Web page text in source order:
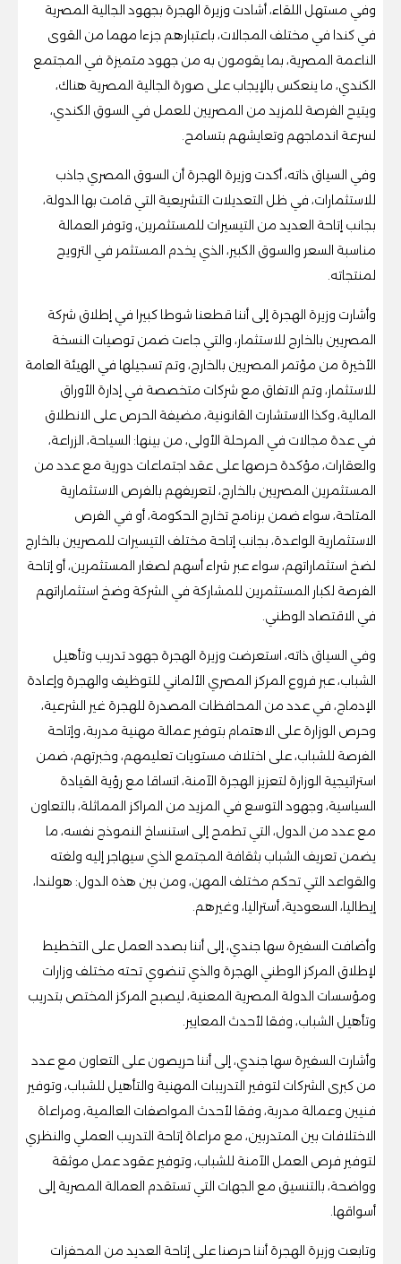
وفي مستهل اللقاء، أشادت وزيرة الهجرة بجهود الجالية المصرية
في كندا في مختلف المجالات، باعتبارهم جزءا مهما من القوى
الناعمة المصرية، بما يقومون به من جهود متميزة في المجتمع
الكندي، ما ينعكس بالإيجاب على صورة الجالية المصرية هناك،
ويتيح الفرصة للمزيد من المصريين للعمل في السوق الكندي،
لسرعة اندماجهم وتعايشهم بتسامح.
وفي السياق ذاته، أكدت وزيرة الهجرة أن السوق المصري جاذب
للاستثمارات، في ظل التعديلات التشريعية التي قامت بها الدولة،
بجانب إتاحة العديد من التيسيرات للمستثمرين، وتوفر العمالة
مناسبة السعر والسوق الكبير، الذي يخدم المستثمر في الترويج
لمنتجاته.
وأشارت وزيرة الهجرة إلى أننا قطعنا شوطا كبيرا في إطلاق شركة
المصريين بالخارج للاستثمار، والتي جاءت ضمن توصيات النسخة
الأخيرة من مؤتمر المصريين بالخارج، وتم تسجيلها في الهيئة العامة
للاستثمار، وتم الاتفاق مع شركات متخصصة في إدارة الأوراق
المالية، وكذا الاستشارت القانونية، مضيفة الحرص على الانطلاق
في عدة مجالات في المرحلة الأولى، من بينها: السياحة، الزراعة،
والعقارات، مؤكدة حرصها على عقد اجتماعات دورية مع عدد من
المستثمرين المصريين بالخارج، لتعريفهم بالفرص الاستثمارية
المتاحة، سواء ضمن برنامج تخارج الحكومة، أو في الفرص
الاستثمارية الواعدة، بجانب إتاحة مختلف التيسيرات للمصريين بالخارج
لضخ استثماراتهم، سواء عبر شراء أسهم لصغار المستثمرين، أو إتاحة
الفرصة لكبار المستثمرين للمشاركة في الشركة وضخ استثماراتهم
في الاقتصاد الوطني.
وفي السياق ذاته، استعرضت وزيرة الهجرة جهود تدريب وتأهيل
الشباب، عبر فروع المركز المصري الألماني للتوظيف والهجرة وإعادة
الإدماج، في عدد من المحافظات المصدرة للهجرة غير الشرعية،
وحرص الوزارة على الاهتمام بتوفير عمالة مهنية مدربة، وإتاحة
الفرصة للشباب، على اختلاف مستويات تعليمهم، وخبرتهم، ضمن
استراتيجية الوزارة لتعزيز الهجرة الآمنة، اتساقا مع رؤية القيادة
السياسية، وجهود التوسع في المزيد من المراكز المماثلة، بالتعاون
مع عدد من الدول، التي تطمح إلى استنساخ النموذج نفسه، ما
يضمن تعريف الشباب بثقافة المجتمع الذي سيهاجر إليه ولغته
والقواعد التي تحكم مختلف المهن، ومن بين هذه الدول: هولندا،
إيطاليا، السعودية، أستراليا، وغيرهم.
وأضافت السفيرة سها جندي، إلى أننا بصدد العمل على التخطيط
لإطلاق المركز الوطني الهجرة والذي تنضوي تحته مختلف وزارات
ومؤسسات الدولة المصرية المعنية، ليصبح المركز المختص بتدريب
وتأهيل الشباب، وفقا لأحدث المعايير.
وأشارت السفيرة سها جندي، إلى أننا حريصون على التعاون مع عدد
من كبرى الشركات لتوفير التدريبات المهنية والتأهيل للشباب، وتوفير
فنيين وعمالة مدربة، وفقا لأحدث المواصفات العالمية، ومراعاة
الاختلافات بين المتدربين، مع مراعاة إتاحة التدريب العملي والنظري
لتوفير فرص العمل الآمنة للشباب، وتوفير عقود عمل موثقة
وواضحة، بالتنسيق مع الجهات التي تستقدم العمالة المصرية إلى
أسواقها.
وتابعت وزيرة الهجرة أننا حرصنا على إتاحة العديد من المحفزات